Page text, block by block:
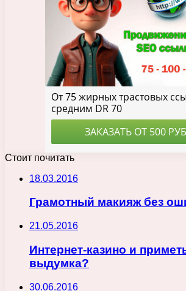
Стоит почитать
18.03.2016
Грамотный макияж без
21.05.2016
Интернет-казино и
выдумка?
30.06.2016